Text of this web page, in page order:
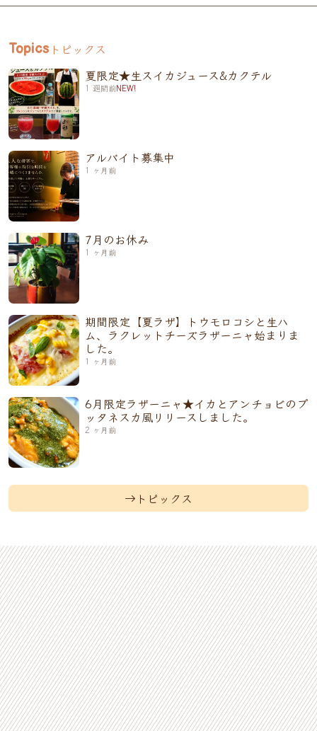
Topics トピックス
夏限定★生スイカジュース&カクテル
1 週間前NEW!
アルバイト募集中
1 ヶ月前
7月のお休み
1 ヶ月前
期間限定【夏ラザ】トウモロコシと生ハ
ム、ラクレットチーズラザーニャ始まりま
した。
1 ヶ月前
6月限定ラザーニャ★イカとアンチョビのプ
ッタネスカ風リリースしました。
2 ヶ月前
トピックス